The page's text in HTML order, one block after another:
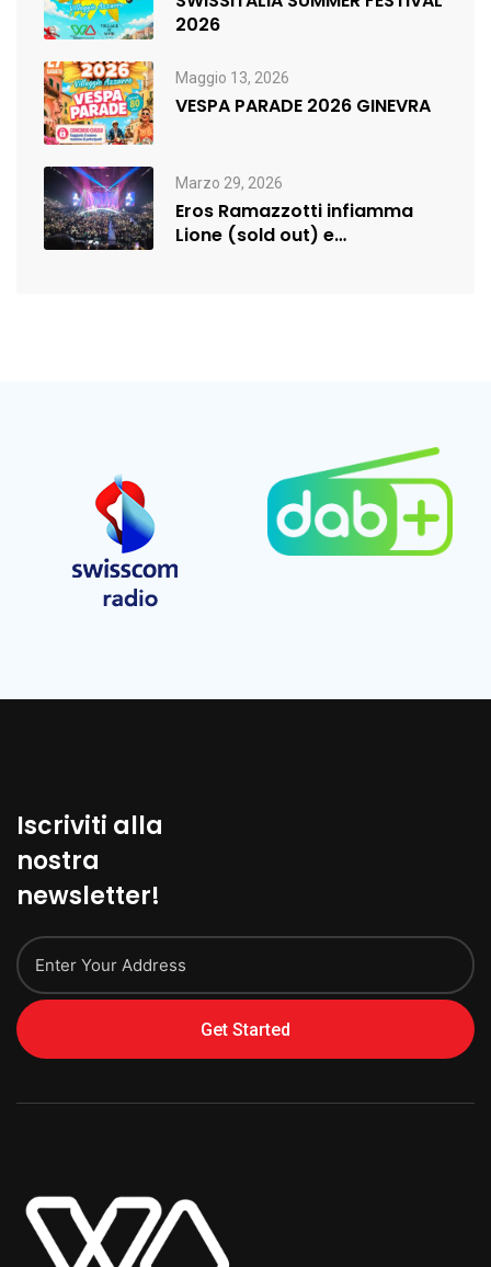
2026
Maggio 13, 2026
VESPA PARADE 2026 GINEVRA
Marzo 29, 2026
Eros Ramazzotti infiamma
Lione (sold out) e
Iscriviti alla
nostra
newsletter!
Get Started